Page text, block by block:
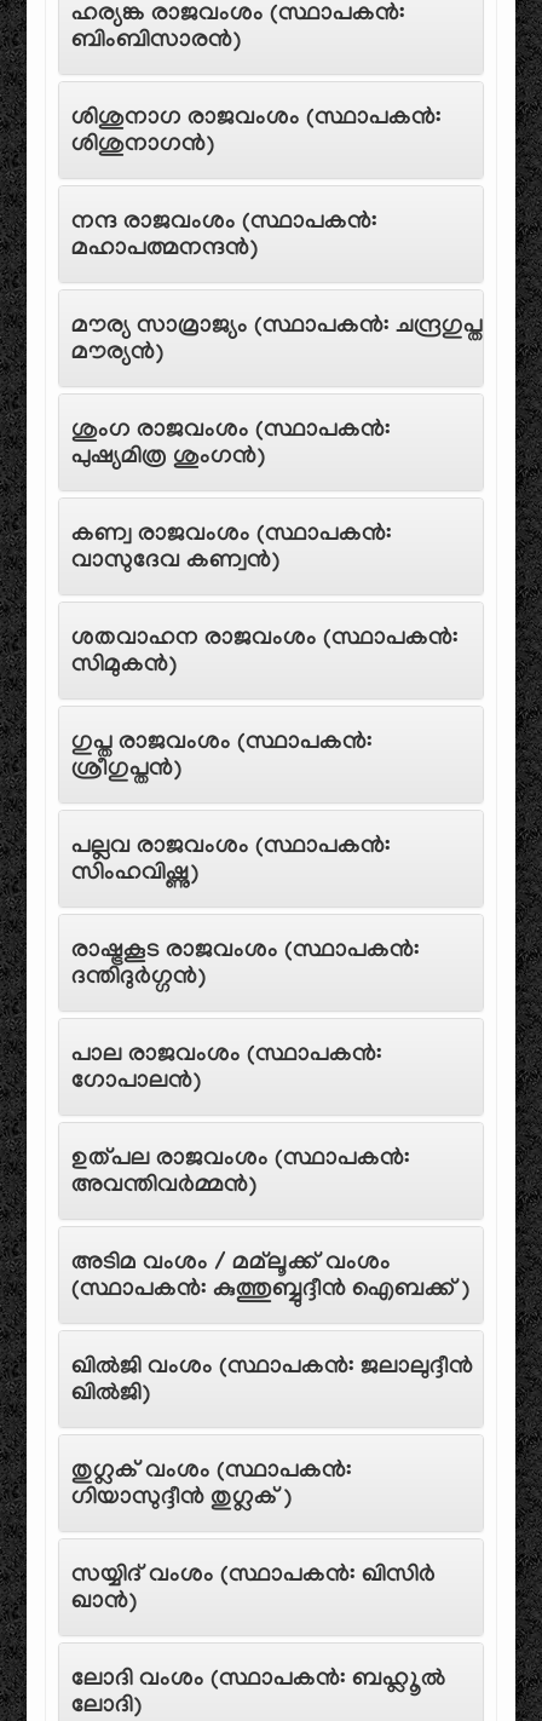
ഹര്യങ്ക രാജവംശം (സ്ഥാപകൻ:
ബിംബിസാരൻ)
ശിശുനാഗ രാജവംശം (സ്ഥാപകൻ:
ശിശുനാഗൻ)
നന്ദ രാജവംശം (സ്ഥാപകൻ:
മഹാപത്മനന്ദൻ)
മൗര്യ സാമ്രാജ്യം (സ്ഥാപകൻ: ചന്ദ്രഗുപ്ത
മൗര്യൻ)
ശുംഗ രാജവംശം (സ്ഥാപകൻ:
പുഷ്യമിത്ര ശുംഗൻ)
കണ്വ രാജവംശം (സ്ഥാപകൻ:
വാസുദേവ കണ്വൻ)
ശതവാഹന രാജവംശം (സ്ഥാപകൻ:
സിമുകൻ)
ഗുപ്ത രാജവംശം (സ്ഥാപകൻ:
ശ്രീഗുപ്തൻ)
പല്ലവ രാജവംശം (സ്ഥാപകൻ:
സിംഹവിഷ്ണു)
രാഷ്ട്രകൂട രാജവംശം (സ്ഥാപകൻ:
ദന്തിദുർഗ്ഗൻ)
പാല രാജവംശം (സ്ഥാപകൻ:
ഗോപാലൻ)
ഉത്പല രാജവംശം (സ്ഥാപകൻ:
അവന്തിവർമ്മൻ)
അടിമ വംശം / മമ്‌ലൂക്ക് വംശം
(സ്ഥാപകൻ: കുത്തുബ്ബുദ്ദീൻ ഐബക്ക്)
ഖിൽജി വംശം (സ്ഥാപകൻ: ജലാലുദ്ദീൻ
ഖിൽജി)
തുഗ്ലക് വംശം (സ്ഥാപകൻ:
ഗിയാസുദ്ദീൻ തുഗ്ലക്)
സയ്യിദ് വംശം (സ്ഥാപകൻ: ഖിസിർ
ഖാൻ)
ലോദി വംശം (സ്ഥാപകൻ: ബഹ്ലൂൽ
ലോദി)